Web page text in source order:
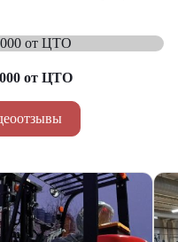
от ЦТО